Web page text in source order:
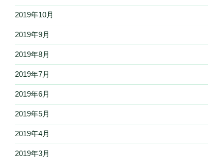
2019年10月
2019年9月
2019年8月
2019年7月
2019年6月
2019年5月
2019年4月
2019年3月